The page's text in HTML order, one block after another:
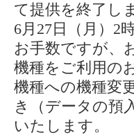
て提供を終了し
6月27日（月）2
お手数ですが、
機種をご利用の
機種への機種変
き（データの預
いたします。